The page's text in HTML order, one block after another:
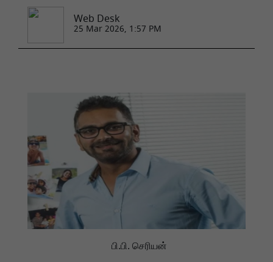
Web Desk
25 Mar 2026, 1:57 PM
பி.பி. செரியன்